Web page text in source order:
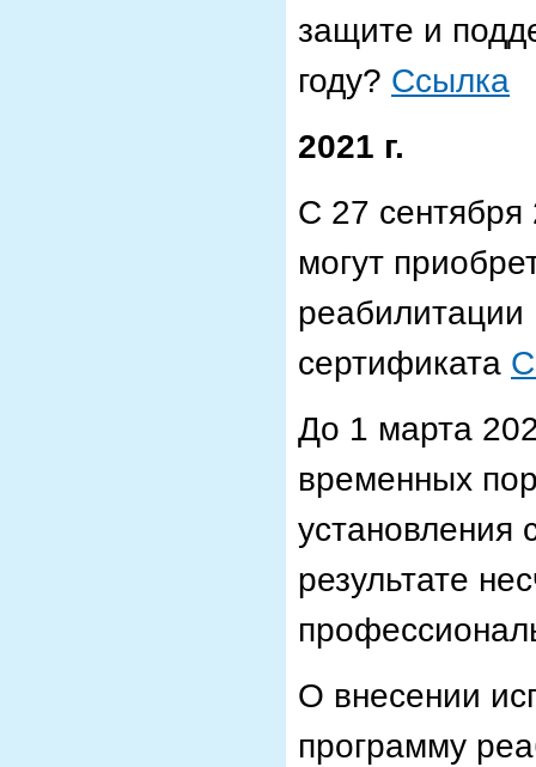
защите и
году? Ссылка
2021 г.
С 27 сентября
могут
сертификата
До 1 марта
временных
установления
результате
О внесении
программу